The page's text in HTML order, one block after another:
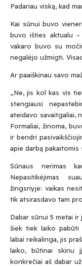
Padariau viską, kad
Kai sūnui buvo
buvo išties aktualu
vakaro buvo su
negalėjo užmigti.
Ar paaiškinau savo
„Ne, jis kol kas vis
stengiausi
ateidavo savaitgaliai,
Formaliai, žinoma,
ir bendri
apie darbą pakaitomis
Sūnaus nerimas
Nepasitikėjimas
žingsnyje: vaikas
tik atsirasdavo tam
Dabar sūnui 5 metai ir
šiek tiek laiko pabūti
labai reikalinga, jis
laiko, būtinai skiriu
konkrečiai aš dabar